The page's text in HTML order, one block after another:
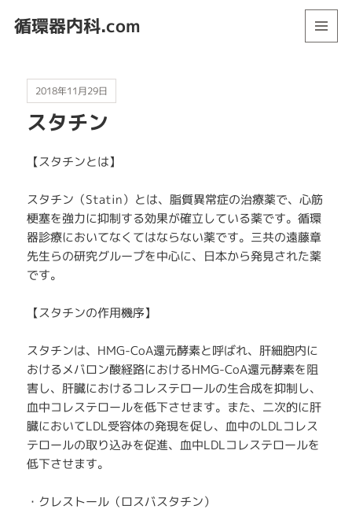
循環器内科.com
2018年11月29日
スタチン
【スタチンとは】
スタチン（Statin）とは、脂質異常症の治療薬で、心筋
梗塞を強力に抑制する効果が確立している薬です。循環
器診療においてなくてはならない薬です。三共の遠藤章
先生らの研究グループを中心に、日本から発見された薬
です。
【スタチンの作用機序】
スタチンは、HMG-CoA還元酵素と呼ばれ、肝細胞内に
おけるメバロン酸経路におけるHMG-CoA還元酵素を阻
害し、肝臓におけるコレステロールの生合成を抑制し、
血中コレステロールを低下させます。また、二次的に肝
臓においてLDL受容体の発現を促し、血中のLDLコレス
テロールの取り込みを促進、血中LDLコレステロールを
低下させます。
・クレストール（ロスバスタチン）